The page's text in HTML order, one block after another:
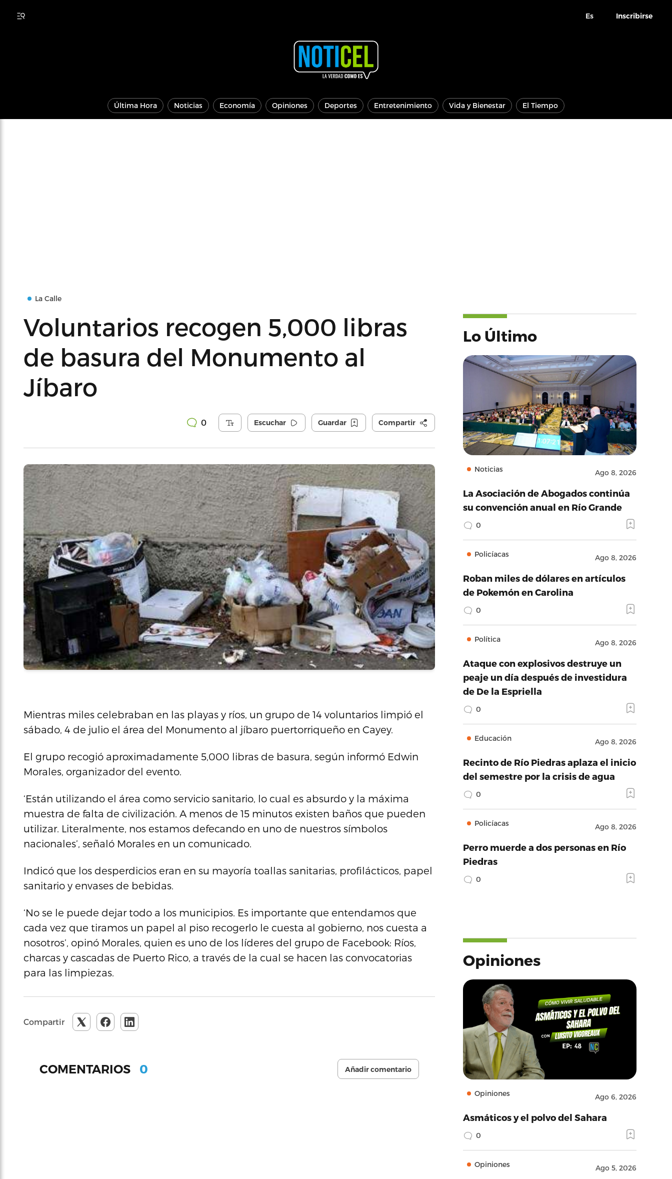
Es Inscribirse
Última Hora Noticias Economía Opiniones Deportes Entretenimiento Vida y Bienestar El Tiempo
La Calle
Voluntarios recogen 5,000 libras
de basura del Monumento al
Jíbaro
0 Escuchar Guardar Compartir
Mientras miles celebraban en las playas y ríos, un grupo de 14 voluntarios limpió el
sábado, 4 de julio el área del Monumento al jíbaro puertorriqueño en Cayey.
El grupo recogió aproximadamente 5,000 libras de basura, según informó Edwin
Morales, organizador del evento.
‘Están utilizando el área como servicio sanitario, lo cual es absurdo y la máxima
muestra de falta de civilización. A menos de 15 minutos existen baños que pueden
utilizar. Literalmente, nos estamos defecando en uno de nuestros símbolos
nacionales’, señaló Morales en un comunicado.
Indicó que los desperdicios eran en su mayoría toallas sanitarias, profilácticos, papel
sanitario y envases de bebidas.
‘No se le puede dejar todo a los municipios. Es importante que entendamos que
cada vez que tiramos un papel al piso recogerlo le cuesta al gobierno, nos cuesta a
nosotros’, opinó Morales, quien es uno de los líderes del grupo de Facebook: Ríos,
charcas y cascadas de Puerto Rico, a través de la cual se hacen las convocatorias
para las limpiezas.
Compartir
COMENTARIOS 0 Añadir comentario
Lo Último
Noticias Ago 8, 2026
La Asociación de Abogados continúa
su convención anual en Río Grande
0
Policíacas Ago 8, 2026
Roban miles de dólares en artículos
de Pokemón en Carolina
0
Política Ago 8, 2026
Ataque con explosivos destruye un
peaje un día después de investidura
de De la Espriella
0
Educación Ago 8, 2026
Recinto de Río Piedras aplaza el inicio
del semestre por la crisis de agua
0
Policíacas Ago 8, 2026
Perro muerde a dos personas en Río
Piedras
0
Opiniones
Opiniones Ago 6, 2026
Asmáticos y el polvo del Sahara
0
Opiniones Ago 5, 2026